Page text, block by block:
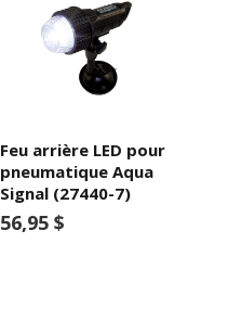
Feu arrière LED pour
pneumatique Aqua
Signal (27440-7)
56,95 $